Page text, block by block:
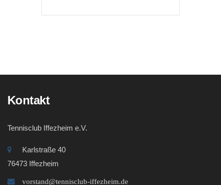
Kontakt
Tennisclub Iffezheim e.V.
Karlstraße 40
76473 Iffezheim
vorstand@tennisclub-iffezheim.de